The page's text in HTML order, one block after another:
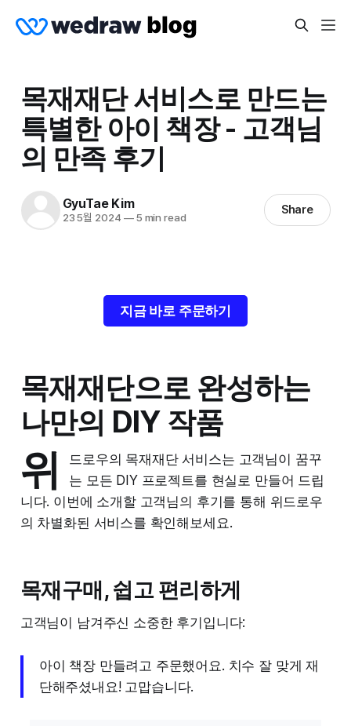
목재재단 서비스로 만드는
특별한 아이 책장 - 고객님
의 만족 후기
GyuTae Kim
23 5월 2024 —5 min read
Share
지금 바로 주문하기
목재재단으로 완성하는
나만의 DIY 작품
위
드로우의 목재재단 서비스는 고객님이 꿈꾸
는 모든 DIY 프로젝트를 현실로 만들어 드립
니다. 이번에 소개할 고객님의 후기를 통해 위드로우
의 차별화된 서비스를 확인해보세요.
목재구매, 쉽고 편리하게
고객님이 남겨주신 소중한 후기입니다:
아이 책장 만들려고 주문했어요. 치수 잘 맞게 재
단해주셨내요! 고맙습니다.